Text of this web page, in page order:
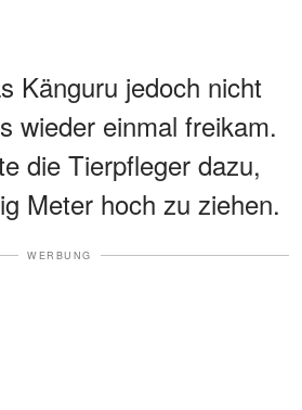
Känguru jedoch nicht
wieder einmal freikam.
die Tierpfleger dazu,
Meter hoch zu ziehen.
WERBUNG